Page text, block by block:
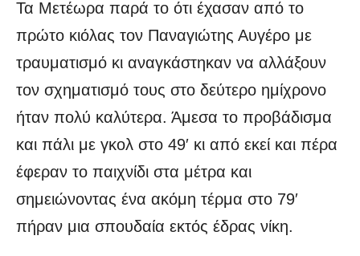
Τα Μετέωρα παρά το ότι έχασαν από το
πρώτο κιόλας τον Παναγιώτης Αυγέρο με
τραυματισμό κι αναγκάστηκαν να αλλάξουν
τον σχηματισμό τους στο δεύτερο ημίχρονο
ήταν πολύ καλύτερα. Άμεσα το προβάδισμα
και πάλι με γκολ στο 49′ κι από εκεί και πέρα
έφεραν το παιχνίδι στα μέτρα και
σημειώνοντας ένα ακόμη τέρμα στο 79′
πήραν μια σπουδαία εκτός έδρας νίκη.